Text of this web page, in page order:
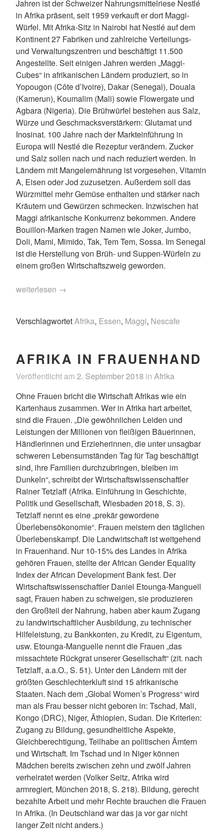
Jahren ist der Schweizer Nahrungsmittelriese Nestlé
in Afrika präsent, seit 1959 verkauft er dort Maggi-
Würfel. Mit Afrika-Sitz in Nairobi hat Nestlé auf dem
Kontinent 27 Fabriken und zahlreiche Verteilungs-
und Verwaltungszentren und beschäftigt 11.500
Angestellte. Seit einigen Jahren werden „Maggi-
Cubes“ in afrikanischen Ländern produziert, so in
Yopougon (Côte d’Ivoire), Dakar (Senegal), Douala
(Kamerun), Koumalim (Mali) sowie Flowergate und
Agbara (Nigeria). Die Brühwürfel bestehen aus Salz,
Würze und Geschmacksverstärkern: Glutamat und
Inosinat. 100 Jahre nach der Markteinführung in
Europa will Nestlé die Rezeptur verändern. Zucker
und Salz sollen nach und nach reduziert werden. In
Ländern mit Mangelernährung ist vorgesehen, Vitamin
A, Eisen oder Jod zuzusetzen. Außerdem soll das
Würzmittel mehr Gemüse enthalten und stärker nach
Kräutern und Gewürzen schmecken. Inzwischen hat
Maggi afrikanische Konkurrenz bekommen. Andere
Bouillon-Marken tragen Namen wie Joker, Jumbo,
Doli, Mami, Mimido, Tak, Tem Tem, Sossa. Im Senegal
ist die Herstellung von Brüh- und Suppen-Würfeln zu
einem großen Wirtschaftszweig geworden.
„Maggi
weiterlesen →
VerschlagwortetAfrika, Essen, Maggi, Nescafe
AFRIKA IN FRAUENHAND
Veröffentlicht am 2. September 2018 in Afrika
Ohne Frauen bricht die Wirtschaft Afrikas wie ein
Kartenhaus zusammen. Wer in Afrika hart arbeitet,
sind die Frauen. „Die gewöhnlichen Leiden und
Leistungen der Millionen von fleißigen Bäuerinnen,
Händlerinnen und Erzieherinnen, die unter unsagbar
schweren Lebensumständen Tag für Tag beschäftigt
sind, ihre Familien durchzubringen, bleiben im
Dunkeln“, schreibt der Wirtschaftswissenschaftler
Rainer Tetzlaff (Afrika. Einführung in Geschichte,
Politik und Gesellschaft, Wiesbaden 2018, S. 3).
Tetzlaff nennt es eine „prekär gewordene
Überlebensökonomie“. Frauen meistern den täglichen
Überlebenskampf. Die Landwirtschaft ist weitgehend
in Frauenhand. Nur 10-15% des Landes in Afrika
gehören Frauen, stellte der African Gender Equality
Index der African Development Bank fest. Der
Wirtschaftswissenschaftler Daniel Etounga-Manguell
sagt, Frauen haben zu schweigen, sie produzieren
den Großteil der Nahrung, haben aber kaum Zugang
zu landwirtschaftlicher Ausbildung, zu technischer
Hilfeleistung, zu Bankkonten, zu Kredit, zu Eigentum,
usw. Etounga-Manguelle nennt die Frauen „das
missachtete Rückgrat unserer Gesellschaft“ (zit. nach
Tetzlaff, a.a.O., S. 51). Unter den Ländern mit der
größten Geschlechterkluft sind 15 afrikanische
Staaten. Nach dem „Global Women’s Progress“ wird
man als Frau besser nicht geboren in: Tschad, Mali,
Kongo (DRC), Niger, Äthiopien, Sudan. Die Kriterien:
Zugang zu Bildung, gesundheitliche Aspekte,
Gleichberechtigung, Teilhabe an politischen Ämtern
und Wirtschaft. Im Tschad und in Niger können
Mädchen bereits zwischen zehn und zwölf Jahren
verheiratet werden (Volker Seitz, Afrika wird
armregiert, München 2018, S. 218). Bildung, gerecht
bezahlte Arbeit und mehr Rechte brauchen die Frauen
in Afrika. (In Deutschland war das ja vor gar nicht
langer Zeit nicht anders.)